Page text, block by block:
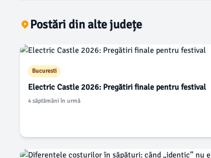
Postări din alte județe
Bucuresti
Electric Castle 2026: Pregătiri finale pentru festival
4 săptămâni în urmă